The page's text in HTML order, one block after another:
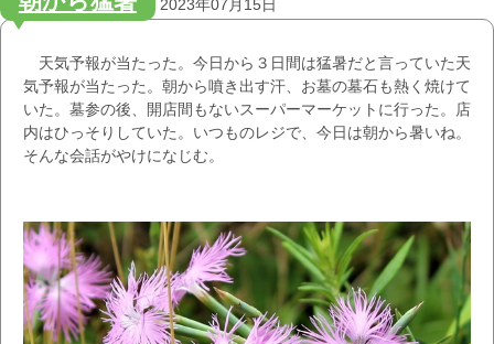
2023年07月15日
天気予報が当たった。今日から３日間は猛暑だと言っていた天
気予報が当たった。朝から噴き出す汗、お墓の墓石も熱く焼けて
いた。墓参の後、開店間もないスーパーマーケットに行った。店
内はひっそりしていた。いつものレジで、今日は朝から暑いね。
そんな会話がやけになじむ。